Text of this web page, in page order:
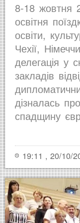
8-18 жовтня
освітня
освіти,
Чехії,
делегація у
закладів
дізналась
спадщину
19:11 , 20/10/